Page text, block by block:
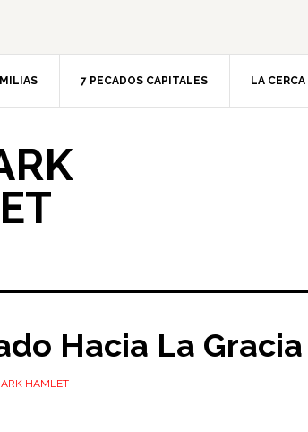
7 PECADOS CAPITALES LA
Hacia La Gracia
HAMLET